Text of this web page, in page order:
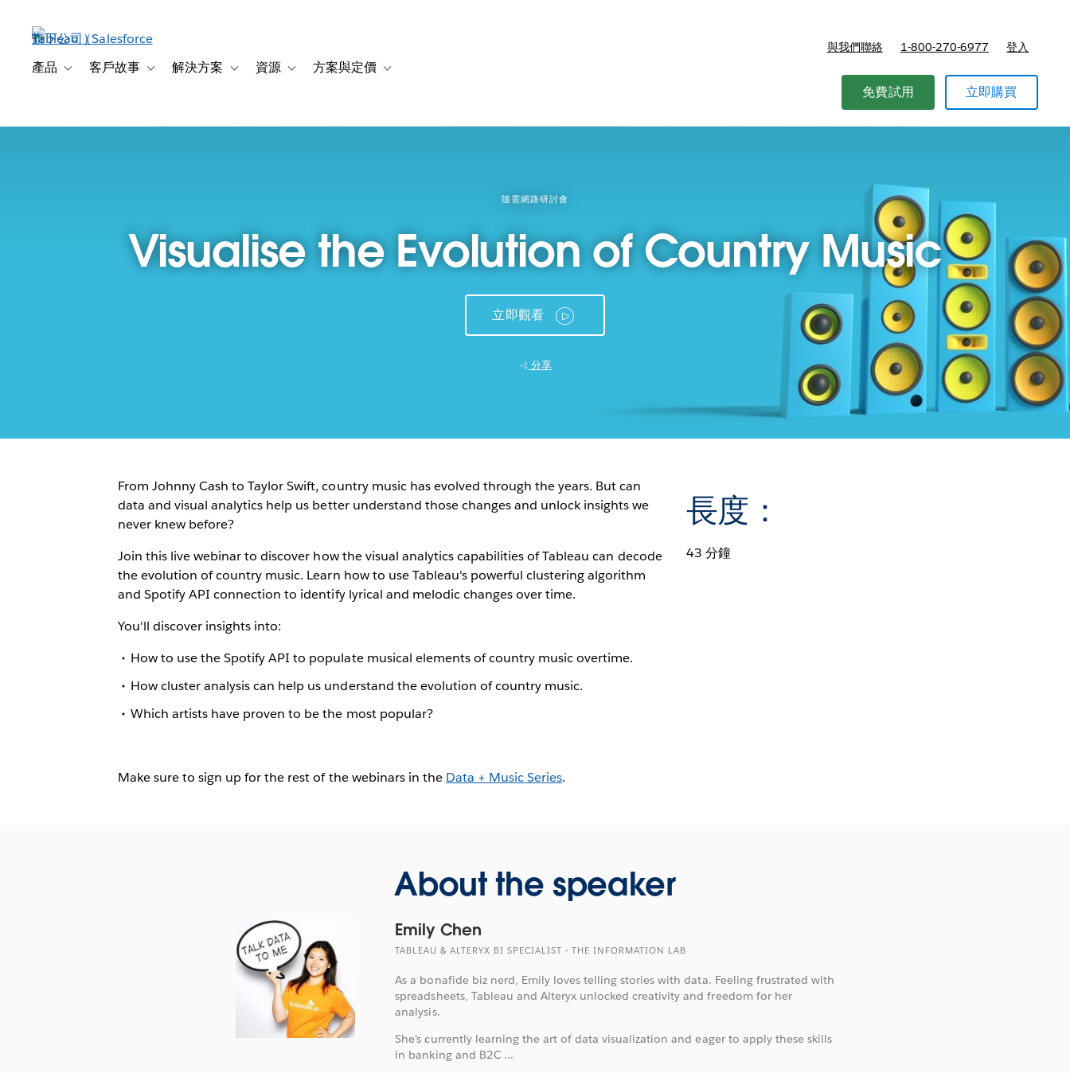
產品 Toggle sub-navigation for 產品
客戶故事 Toggle sub-navigation for 客戶故事
解決方案 Toggle sub-navigation for 解決方案
資源 Toggle sub-navigation for 資源
方案與定價 Toggle sub-navigation for 方案與定價
與我們聯絡 1-800-270-6977 登入
免費試用 立即購買
隨需網路研討會
Visualise the Evolution of Country Music
立即觀看
分享
From Johnny Cash to Taylor Swift, country music has evolved through the years. But can
data and visual analytics help us better understand those changes and unlock insights we
never knew before?
Join this live webinar to discover how the visual analytics capabilities of Tableau can decode
the evolution of country music. Learn how to use Tableau's powerful clustering algorithm
and Spotify API connection to identify lyrical and melodic changes over time.
You'll discover insights into:
How to use the Spotify API to populate musical elements of country music overtime.
How cluster analysis can help us understand the evolution of country music.
Which artists have proven to be the most popular?
Make sure to sign up for the rest of the webinars in the Data + Music Series.
長度：
43 分鐘
About the speaker
Emily Chen
TABLEAU & ALTERYX BI SPECIALIST - THE INFORMATION LAB
As a bonafide biz nerd, Emily loves telling stories with data. Feeling frustrated with
spreadsheets, Tableau and Alteryx unlocked creativity and freedom for her
analysis.
She’s currently learning the art of data visualization and eager to apply these skills
in banking and B2C ...